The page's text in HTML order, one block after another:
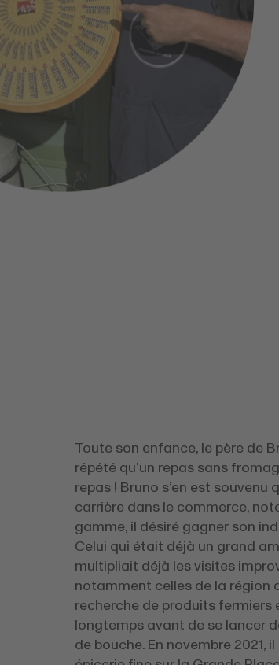
Toute son enfance, le père de
répété qu’un repas sans
repas ! Bruno s’en est souvenu
carrière dans le commerce,
gamme, il désiré gagner son
Celui qui était déjà un grand
multipliait déjà les visites
notamment celles de la région
recherche de produits fermiers
longtemps avant de se lancer
de bouche. En novembre 2021,